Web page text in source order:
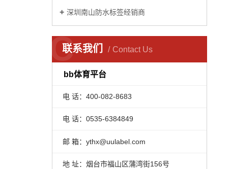
深圳南山防水标签经销商
联系我们 Contact Us
C
bb体育平台
电 话：400-082-8683
电 话：0535-6384849
邮 箱：ythx@uulabel.com
地 址：烟台市福山区蒲湾街156号